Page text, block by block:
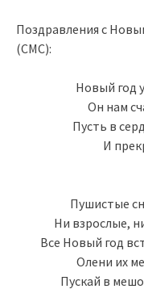
Поздравления с
(СМС):
Новый год
Он нам
Пусть в
И
Пушистые
Ни взрослые,
Все Новый год
Олени их
Пускай в